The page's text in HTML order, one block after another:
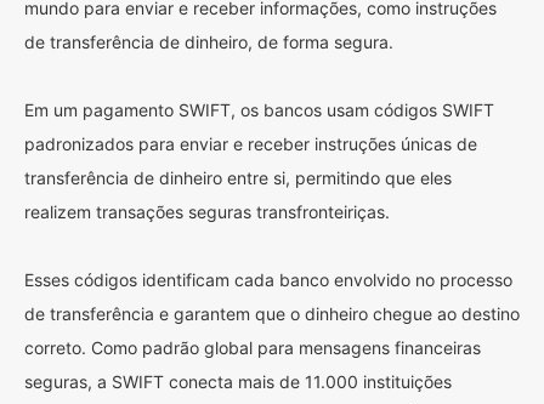
mundo para enviar e receber informações, como instruções
de transferência de dinheiro, de forma segura.
Em um pagamento SWIFT, os bancos usam códigos SWIFT
padronizados para enviar e receber instruções únicas de
transferência de dinheiro entre si, permitindo que eles
realizem transações seguras transfronteiriças.
Esses códigos identificam cada banco envolvido no processo
de transferência e garantem que o dinheiro chegue ao destino
correto. Como padrão global para mensagens financeiras
seguras, a SWIFT conecta mais de 11.000 instituições